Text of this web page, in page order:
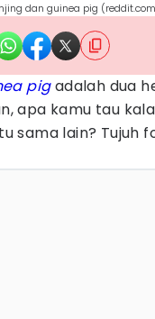
dan guinea pig
pigadalah dua
apa kamu tau
sama lain? Tujuh